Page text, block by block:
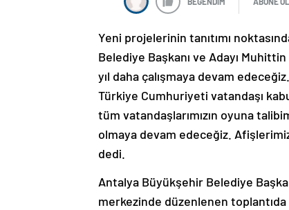
Yeni projelerinin tanıtımı
Belediye Başkanı ve Adayı
yıl daha çalışmaya devam
Türkiye Cumhuriyeti vatandaşı
tüm vatandaşlarımızın oyuna
olmaya devam edeceğiz.
dedi.
Antalya Büyükşehir Belediye
merkezinde düzenlenen toplantıda